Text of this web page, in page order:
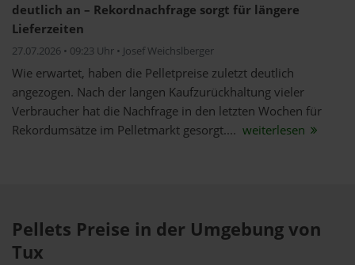
deutlich an – Rekordnachfrage sorgt für längere
Lieferzeiten
27.07.2026 • 09:23 Uhr • Josef Weichslberger
Wie erwartet, haben die Pelletpreise zuletzt deutlich
angezogen. Nach der langen Kaufzurückhaltung vieler
Verbraucher hat die Nachfrage in den letzten Wochen für
Rekordumsätze im Pelletmarkt gesorgt.... weiterlesen
Pellets Preise in der Umgebung von
Tux